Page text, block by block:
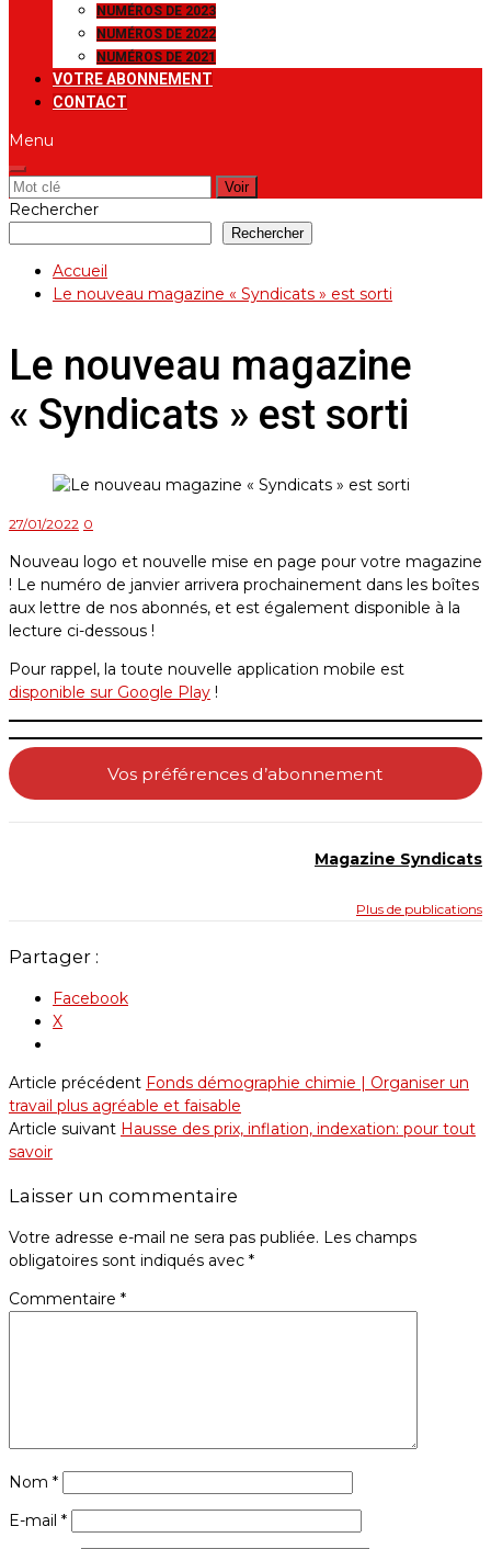
NUMÉROS DE 2023
NUMÉROS DE 2022
NUMÉROS DE 2021
VOTRE ABONNEMENT
CONTACT
Menu
Rechercher:
Rechercher
Rechercher
Accueil
Le nouveau magazine « Syndicats » est sorti
Le nouveau magazine
« Syndicats » est sorti
27/01/2022 0
Nouveau logo et nouvelle mise en page pour votre magazine
! Le numéro de janvier arrivera prochainement dans les boîtes
aux lettre de nos abonnés, et est également disponible à la
lecture ci-dessous !
Pour rappel, la toute nouvelle application mobile est
disponible sur Google Play !
Vos préférences d’abonnement
Magazine Syndicats
Plus de publications
Partager :
Facebook
X
Article précédent Fonds démographie chimie | Organiser un
travail plus agréable et faisable
Article suivant Hausse des prix, inflation, indexation: pour tout
savoir
Laisser un commentaire
Votre adresse e-mail ne sera pas publiée. Les champs
obligatoires sont indiqués avec *
Commentaire *
Nom *
E-mail *